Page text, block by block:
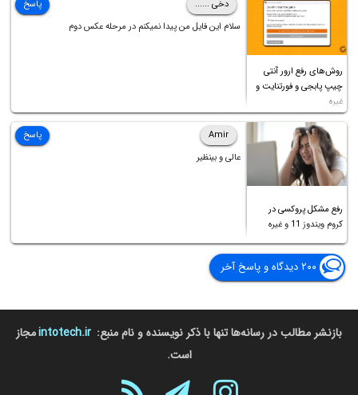
روش‌های رفع ارور آنتی
چیپ پابجی و فورتنایت و
غیره
دخی ......
سلام این فایل من پیدا نمیکنم در مرحله عکس دوم
پاسخ
رفع مشکل پروکسی در
کروم ویندوز 11 و غیره
Amir
عالی و بینظیر
پاسخ
۲۰۰ دیدگاه و پاسخ آخر
بازنشر مطالب در رسانه‌ها تنها با ذکر نویسنده و نام منبع: intotech.irمجاز
است.